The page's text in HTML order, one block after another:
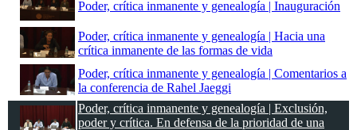
Poder, crítica inmanente y genealogía | Inauguración
Poder, crítica inmanente y genealogía | Hacia una
crítica inmanente de las formas de vida
Poder, crítica inmanente y genealogía | Comentarios a
la conferencia de Rahel Jaeggi
Poder, crítica inmanente y genealogía | Exclusión,
poder y crítica. En defensa de la prioridad de una